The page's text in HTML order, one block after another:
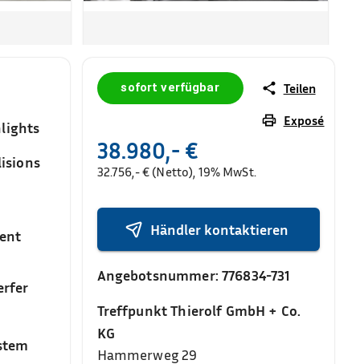
sofort verfügbar
Teilen
Exposé
38.980,- €
32.756,- € (Netto), 19% MwSt.
Händler kontaktieren
Angebotsnummer: 776834-731
Treffpunkt Thierolf GmbH + Co.
KG
Hammerweg 29